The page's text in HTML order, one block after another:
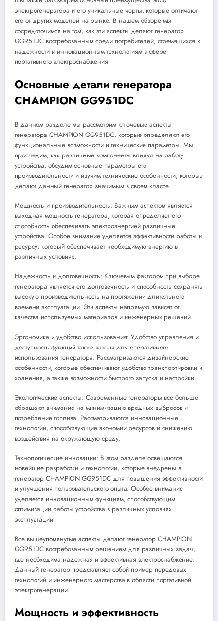
электрогенератора и его уникальные черты, которые отличают
его от других моделей на рынке. В нашем обзоре мы
сосредоточимся на том, как эти аспекты делают генератор
GG951DC востребованным среди потребителей, стремящихся к
надежности и инновационным технологиям в сфере
портативного электроснабжения.
Основные детали генератора
CHAMPION GG951DC
В данном разделе мы рассмотрим ключевые аспекты
генератора CHAMPION GG951DC, которые определяют его
функциональные возможности и технические параметры. Мы
проследим, как различные компоненты влияют на работу
устройства, обсудим основные параметры его
производительности и изучим технические особенности, которые
делают данный генератор значимым в своем классе.
Мощность и производительность: Важным аспектом является
выходная мощность генератора, которая определяет его
способность обеспечивать электроэнергией различные
устройства. Особое внимание уделяется эффективности работы и
ресурсу, который обеспечивает необходимую энергию в
различных условиях.
Надежность и долговечность: Ключевым фактором при выборе
генератора является его долговечность и способность сохранять
высокую производительность на протяжении длительного
времени эксплуатации. Эти аспекты напрямую зависят от
качества используемых материалов и инженерных решений.
Эргономика и удобство использования: Удобство управления и
доступность функций также важны для оперативного
использования генератора. Рассматриваются дизайнерские
особенности, которые обеспечивают удобство транспортировки и
хранения, а также возможности быстрого запуска и настройки.
Экологические аспекты: Современные генераторы все больше
обращают внимание на минимизацию вредных выбросов и
потребление топлива. Рассматриваются инновационные
технологии, способствующие экономии ресурсов и снижению
воздействия на окружающую среду.
Технологические инновации: В этом разделе освещаются
новейшие разработки и технологии, которые внедрены в
генератор CHAMPION GG951DC для повышения эффективности
и улучшения пользовательского опыта. Особое внимание
уделяется инновационным функциям, способствующим
оптимизации работы устройства в различных условиях
эксплуатации.
Все вышеупомянутые аспекты делают генератор CHAMPION
GG951DC востребованным решением для различных задач,
где необходима надежная и эффективная электроснабжение.
Данный генератор представляет собой пример передовых
технологий и инженерного мастерства в области портативной
электрогенерации.
Мощность и эффективность